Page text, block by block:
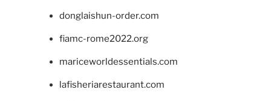
donglaishun-order.com
fiamc-rome2022.org
mariceworldessentials.com
lafisheriarestaurant.com